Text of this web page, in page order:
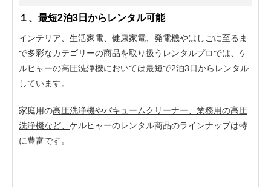
１、最短2泊3日からレンタル可能
インテリア、生活家電、健康家電、発電機やはしごに至るま
で多彩なカテゴリーの商品を取り扱うレンタルプロでは、ケ
ルヒャーの高圧洗浄機においては最短で2泊3日からレンタル
しています。
家庭用の高圧洗浄機やバキュームクリーナー、業務用の高圧
洗浄機など、 ケルヒャーのレンタル商品のラインナップは特
に豊富です。